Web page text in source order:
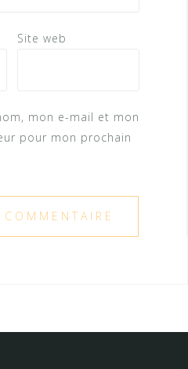
Site web
mon e-mail et mon
pour mon prochain